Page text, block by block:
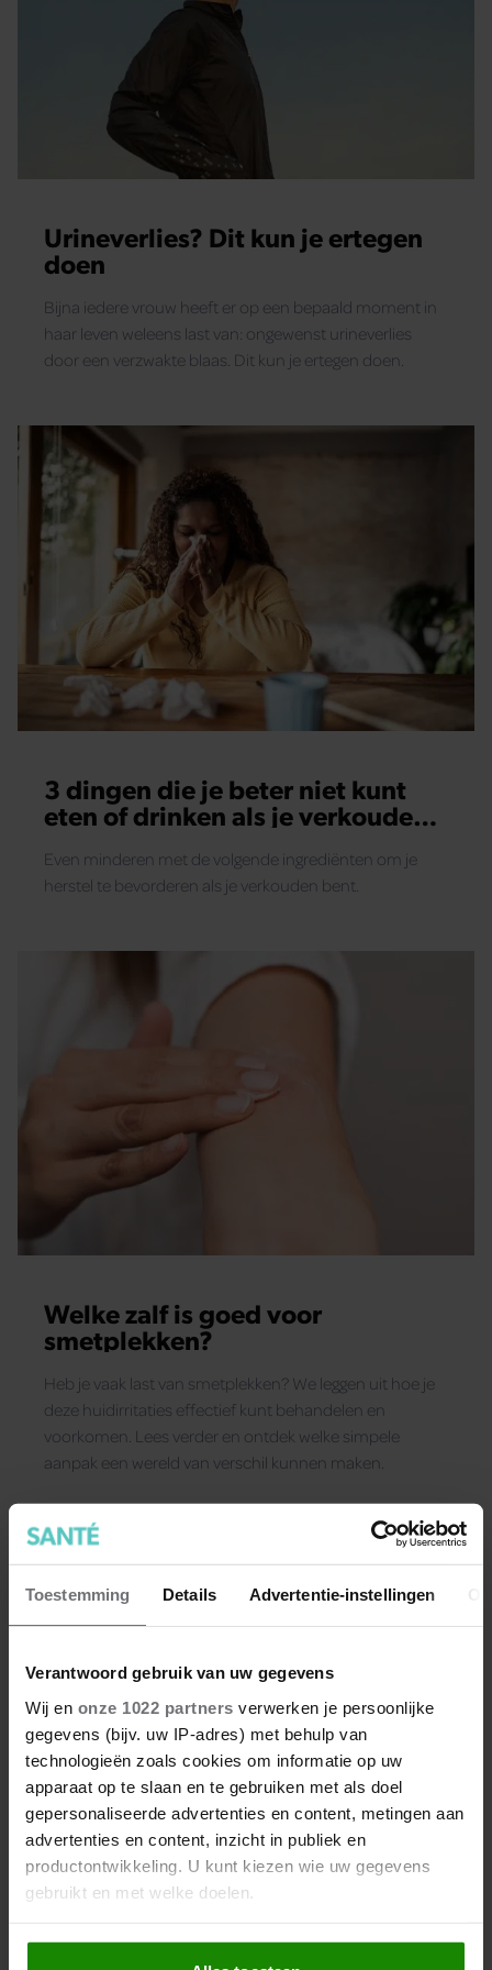
Toestemming Details Advertentie-instellingen
Verantwoord gebruik van uw gegevens
Wij en onze 1022 partners verwerken je persoonlijke
gegevens (bijv. uw IP-adres) met behulp van
technologieën zoals cookies om informatie op uw
apparaat op te slaan en te gebruiken met als doel
gepersonaliseerde advertenties en content, metingen aan
advertenties en content, inzicht in publiek en
productontwikkeling. U kunt kiezen wie uw gegevens
gebruikt en met welke doelen.
Als u het toestaat, willen we ook graag:
Urineverlies? Dit kun je ertegen
doen
Bijna iedere vrouw heeft er op een bepaald moment in
haar leven weleens last van: ongewenst urineverlies
door een verzwakte blaas. Dit kun je ertegen doen.
3 dingen die je beter niet kunt
eten of drinken als je verkouden
Even minderen met de volgende ingrediënten om je
herstel te bevorderen als je verkouden bent.
Welke zalf is goed voor
smetplekken?
Heb je vaak last van smetplekken? We leggen uit hoe je
deze huidirritaties effectief kunt behandelen en
voorkomen. Lees verder en ontdek welke simpele
aanpak een wereld van verschil kunnen maken.
Wat kun je doen tegen kramp?
je dat je voedingspatroon ook kramp kan veroorzaken?